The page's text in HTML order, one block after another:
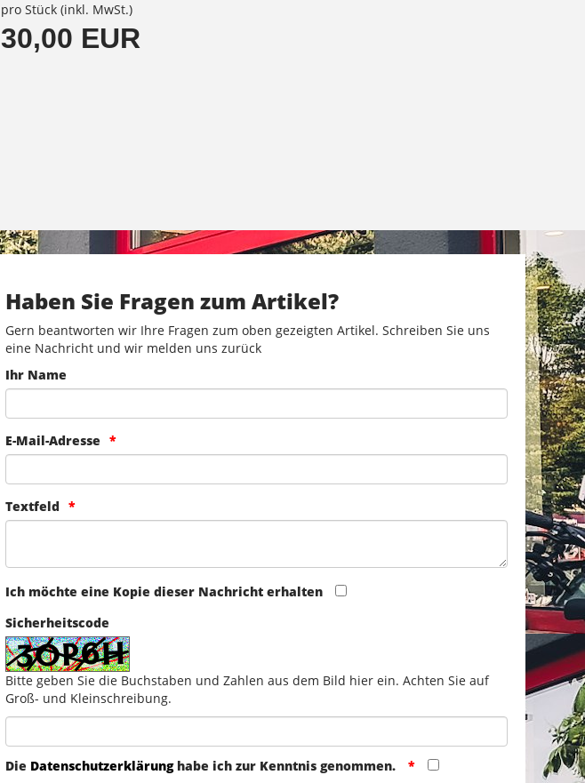
pro Stück (inkl. MwSt.)
30,00 EUR
Haben Sie Fragen zum Artikel?
Gern beantworten wir Ihre Fragen zum oben gezeigten Artikel. Schreiben Sie uns
eine Nachricht und wir melden uns zurück
Ihr Name
E-Mail-Adresse
Textfeld
Ich möchte eine Kopie dieser Nachricht erhalten
Sicherheitscode
Bitte geben Sie die Buchstaben und Zahlen aus dem Bild hier ein. Achten Sie auf
Groß- und Kleinschreibung.
Die Datenschutzerklärunghabe ich zur Kenntnis genommen.